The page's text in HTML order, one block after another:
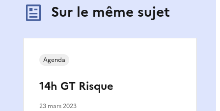
Sur le même sujet
14h GT Risque
Agenda
23 mars 2023